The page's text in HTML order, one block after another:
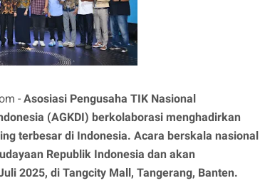
- Asosiasi Pengusaha TIK Nasional
(AGKDI) berkolaborasi menghadirkan
terbesar di Indonesia. Acara berskala nasional
Republik Indonesia dan akan
2025, di Tangcity Mall, Tangerang, Banten.